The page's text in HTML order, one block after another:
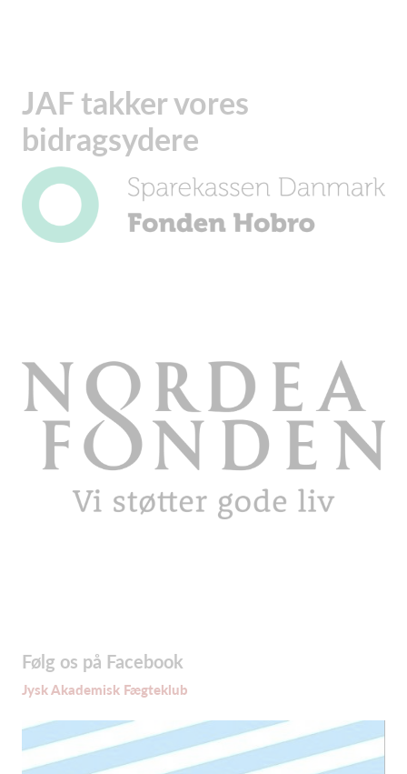
JAF takker vores
bidragsydere
Følg os på Facebook
Jysk Akademisk Fægteklub